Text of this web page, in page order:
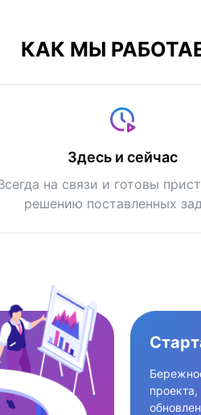
КАК МЫ
Здесь и сейчас
на связи и готовы
решению поставленных